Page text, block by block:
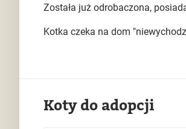
Została już odrobaczona,
Kotka czeka na dom
Koty do adopcji